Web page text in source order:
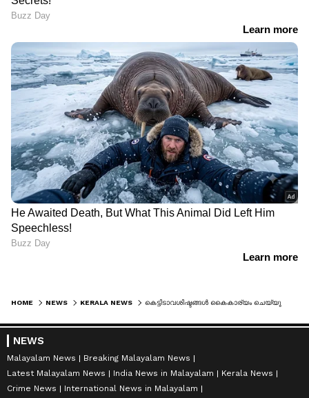
HOME NEWS KERALA NEWS
NEWS
Malayalam News
Breaking Malayalam News
Latest Malayalam News
India News in Malayalam
Kerala News
Crime News
International News in Malayalam